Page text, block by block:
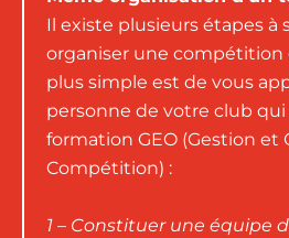
Il existe plusieurs étapes à
organiser une compétition
plus simple est de vous
personne de votre club qui
formation GEO (Gestion et
Compétition) :
1 – Constituer une équipe